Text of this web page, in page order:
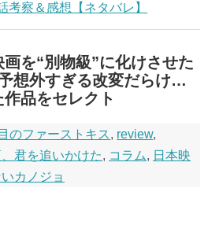
考察＆感想【ネタバレ】
を“別物級”に化けさせた
想外すぎる改変だらけ…
品をセレクト
のファーストキス, review,
君を追いかけた, コラム, 日本映
カノジョ